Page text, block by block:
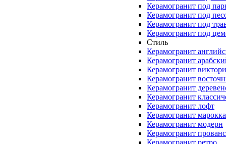
Керамогранит под
Керамогранит под
Керамогранит под
Керамогранит под
Стиль
Керамогранит
Керамогранит
Керамогранит
Керамогранит
Керамогранит
Керамогранит
Керамогранит лофт
Керамогранит
Керамогранит модерн
Керамогранит прованс
Керамогранит ретро